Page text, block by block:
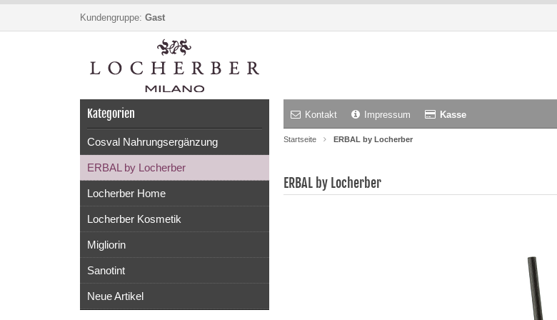
Kundengruppe: Gast
Kontakt Impressum Kasse
Startseite ERBAL by Locherber
ERBAL by Locherber
Kategorien
Cosval Nahrungsergänzung
ERBAL by Locherber
Locherber Home
Locherber Kosmetik
Migliorin
Sanotint
Neue Artikel